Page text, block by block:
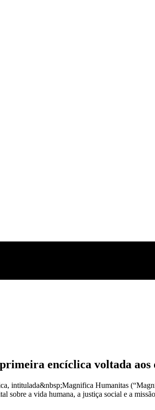
encíclica voltada
intitulada&nbsp;Magnifica Humanitas
a vida humana, a justiça social e a